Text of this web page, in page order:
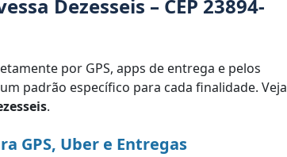
Dezesseis – CEP 23894-
por GPS, apps de entrega e pelos
padrão específico para cada finalidade. Veja
.
GPS, Uber e Entregas